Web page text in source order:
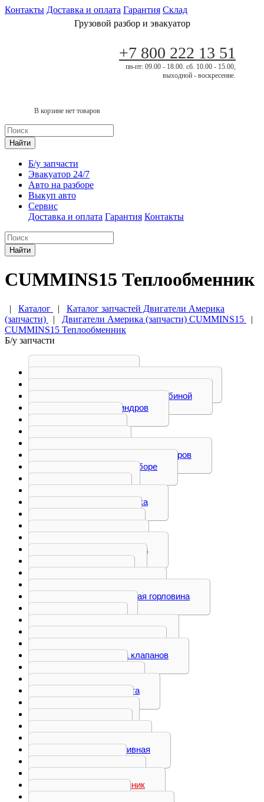
Контакты Доставка и оплата Гарантия Склад
Грузовой разбор и эвакуатор
+7 800 222 13 51
пн-пт: 09.00 - 18.00. сб. 10.00 - 15.00,
выходной - воскресение.
В корзине нет товаров
Найти
Б/у запчасти
Эвакуатор 24/7
Авто на разборе
Выкуп авто
Сервис
Доставка и оплата Гарантия Контакты
Найти
CUMMINS15 Теплообменник
| Каталог | Каталог запчастей Двигатели Америка
(запчасти)
| Двигатели Америка (запчасти) CUMMINS15
|
CUMMINS15 Теплообменник
Б/у запчасти
Блок управления турбиной
Блок цилиндров
Головка блоков цилиндров
Двигатель в сборе
Кожух маховика
Корпус фильтра
Маслозаливная горловина
Перемычка клапанов
Пневмомуфта
Рейка топливная
Теплообменник